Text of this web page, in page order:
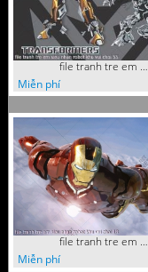
file tranh tre em sieu nhan robot khu vui choi 55
Miễn phí
file tranh tre em sieu nhan robot khu vui choi 18
Miễn phí